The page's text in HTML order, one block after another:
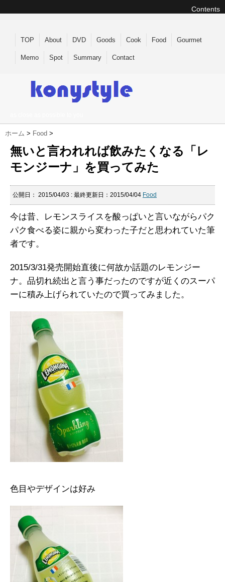
Contents
TOP About DVD Goods Cook Food Gourmet
Memo Spot Summary Contact
ホーム > Food >
無いと言われれば飲みたくなる「レ
モンジーナ」を買ってみた
公開日： 2015/04/03 : 最終更新日：2015/04/04 Food
今は昔、レモンスライスを酸っぱいと言いながらパク
パク食べる姿に親から変わった子だと思われていた筆
者です。
2015/3/31発売開始直後に何故か話題のレモンジー
ナ。品切れ続出と言う事だったのですが近くのスーパ
ーに積み上げられていたので買ってみました。
色目やデザインは好み